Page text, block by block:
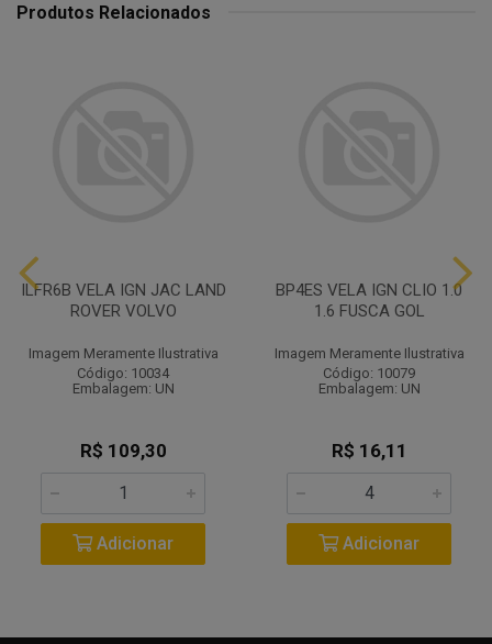
Produtos Relacionados
ILFR6B VELA IGN JAC LAND
ROVER VOLVO
Imagem Meramente Ilustrativa
Código: 10034
Embalagem: UN
R$ 109,30
Adicionar
BP4ES VELA IGN CLIO 1.0
1.6 FUSCA GOL
Imagem Meramente Ilustrativa
Código: 10079
Embalagem: UN
R$ 16,11
Adicionar